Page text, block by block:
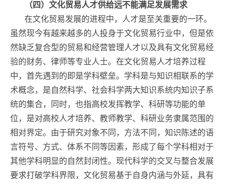
（四）文化贸易人才供给远不能满足发展需求
在文化贸易发展的进程中，人才是至关重要的一环。
虽然现今有越来越多的人投身于文化贸易行业中，但是依
然缺乏复合型的贸易和经营管理人才以及具有文化贸易经
验的财务、律师等专业人士。在文化贸易人才培养过程
中，首先遇到的即是学科壁垒。学科是与知识相联系的学
术概念，是自然科学、社会科学两大知识系统内知识子系
统的集合，同时，也指高校发挥教学、科研等功能的单
位，是对高校人才培养、教师教学、科研业务隶属范围的
相对界定。由于研究对象不同，方法不同，知识陈述的语
言符号、方式、体系不同等因素，形成了每个学科相对于
其他学科明显的自然封闭性。现代科学的交叉与整合发展
要求打破学科界限，文化贸易基于自身内涵与外延，具有